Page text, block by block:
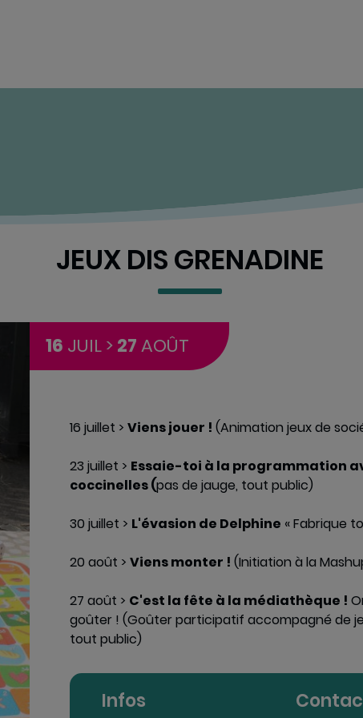
JEUX DIS GRENADINE
16 JUIL > 27AOÛT
16 juillet > Viens jouer ! (Animation jeux de
23 juillet > Essaie-toi à la programmation
coccinelles (pas de jauge, tout public)
30 juillet > L'évasion de Delphine « Fabrique
20 août > Viens monter ! (Initiation à la
27 août > C'est la fête à la médiathèque !
goûter ! (Goûter participatif accompagné de
tout public)
Infos